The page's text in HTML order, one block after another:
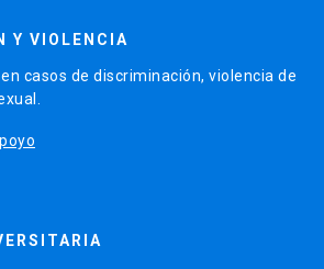
Y VIOLENCIA
casos de discriminación, violencia de